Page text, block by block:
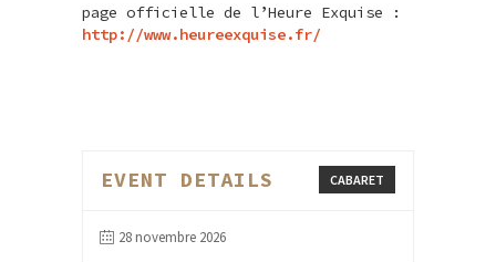
page officielle de l’Heure Exquise :
http://www.heureexquise.fr/
CABARET
EVENT DETAILS
28 novembre 2026